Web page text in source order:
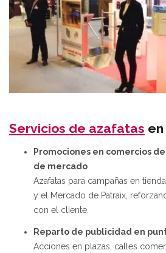
Servicios de azafatas
Promociones en comercios
de mercado
Azafatas para campañas en
y el Mercado de Patraix,
con el cliente.
Reparto de publicidad en
Acciones en plazas, calles